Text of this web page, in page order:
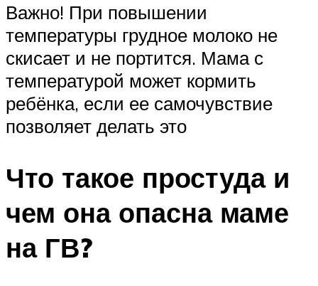
Важно! При повышении
температуры грудное молоко не
скисает и не портится. Мама с
температурой может кормить
ребёнка, если ее самочувствие
позволяет делать это
Что такое простуда и
чем она опасна маме
на ГВ?